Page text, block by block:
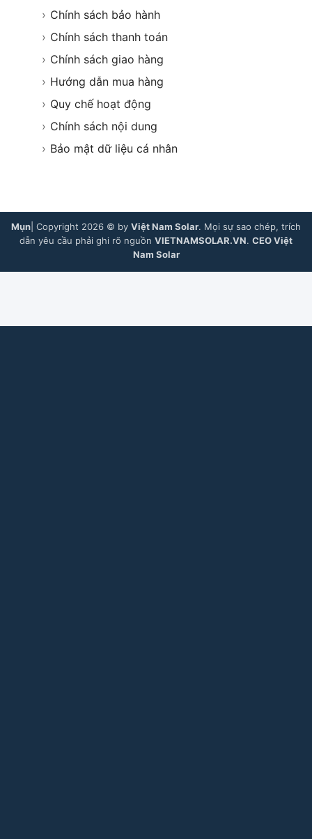
› Chính sách bảo hành
› Chính sách thanh toán
› Chính sách giao hàng
› Hướng dẫn mua hàng
› Quy chế hoạt động
› Chính sách nội dung
› Bảo mật dữ liệu cá nhân
Mụn | Copyright 2026 © by Việt Nam Solar. Mọi sự sao chép, trích
dẫn yêu cầu phải ghi rõ nguồn VIETNAMSOLAR.VN. CEO Việt
Nam Solar